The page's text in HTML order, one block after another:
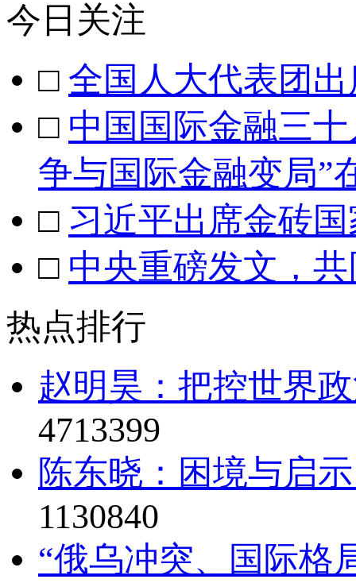
今日关注
□ 全国人大代表团
□ 中国国际金融三
争与国际金融变局”
□ 习近平出席金砖
□ 中央重磅发文，
热点排行
赵明昊：把控世界
4713399
陈东晓：困境与启
1130840
“俄乌冲突、国际格